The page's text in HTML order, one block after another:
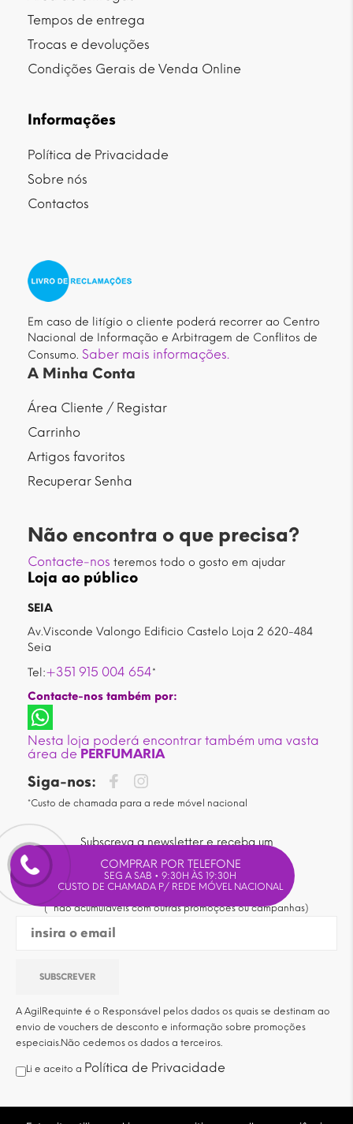
Tempos de entrega
Trocas e devoluções
Condições Gerais de Venda Online
Informações
Política de Privacidade
Sobre nós
Contactos
Em caso de litígio o cliente poderá recorrer ao Centro
Nacional de Informação e Arbitragem de Conflitos de
Consumo. Saber mais informações.
A Minha Conta
Área Cliente / Registar
Carrinho
Artigos favoritos
Recuperar Senha
Não encontra o que precisa?
Contacte-nos teremos todo o gosto em ajudar
Loja ao público
SEIA
Av.Visconde Valongo Edificio Castelo Loja 2 620-484
Seia
Tel:+351 915 004 654*
Contacte-nos também por:
Nesta loja poderá encontrar também uma vasta
área de PERFUMARIA
Siga-nos:
*Custo de chamada para a rede móvel nacional
Subscreva a newsletter e receba um
voucher com 15% de desconto
em compras superiores a 30€*.
(* não acumuláveis com outras promoções ou campanhas)
A AgilRequinte é o Responsável pelos dados os quais se destinam ao
envio de vouchers de desconto e informação sobre promoções
especiais.Não cedemos os dados a terceiros.
Li e aceito a Política de Privacidade
COMPRAR POR TELEFONE
SEG A SAB • 9:30H ÀS 19:30H
CUSTO DE CHAMADA P/ REDE MÓVEL NACIONAL